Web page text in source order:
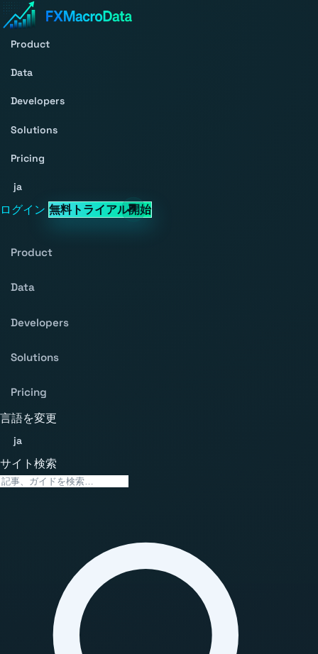
Product
Data
Developers
Solutions
Pricing
ja
ログイン 無料トライアル開始
Product
Data
Developers
Solutions
Pricing
言語を変更
ja
サイト検索